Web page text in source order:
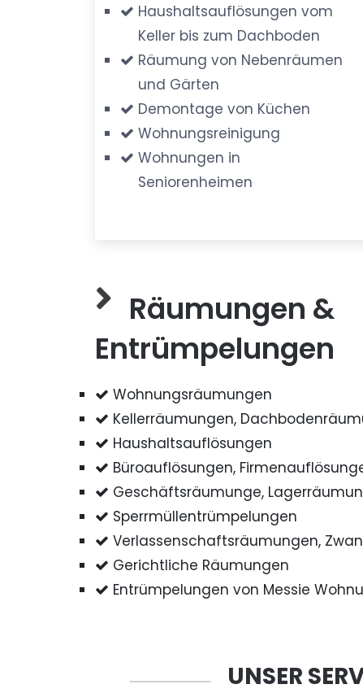
Haushaltsauflösungen vom
Keller bis zum Dachboden
Räumung von Nebenräumen
und Gärten
Demontage von Küchen
Wohnungsreinigung
Wohnungen in
Seniorenheimen
Räumungen &
Entrümpelungen
Wohnungsräumungen
Kellerräumungen,
Haushaltsauflösungen
Büroauflösungen,
Geschäftsräumunge,
Sperrmüllentrümpelungen
Verlassenschaftsräumungen,
Gerichtliche Räumungen
Entrümpelungen von Messie
UNSER